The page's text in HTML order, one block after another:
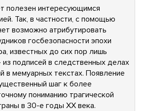
полезен интересующимся
Так, в частности, с помощью
возможно атрибутировать
госбезопасности эпохи
известных до сих пор лишь
подписей в следственных делах
в мемуарных текстах. Появление
шаг к более
пониманию трагической
в 30-е годы ХХ века.